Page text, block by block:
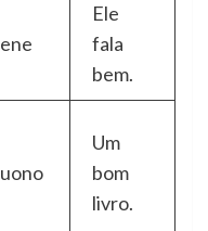
Ele
fala
bem.
Um
bom
livro.